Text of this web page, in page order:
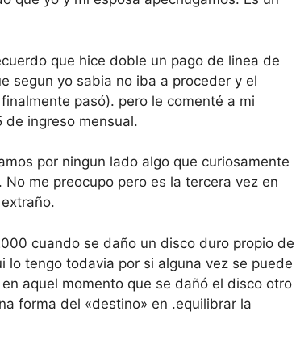
que hice doble un pago de linea de
segun yo sabia no iba a proceder y el
pasó). pero le comenté a mi
de ingreso mensual.
por ningun lado algo que curiosamente
me preocupo pero es la tercera vez en
cuando se daño un disco duro propio de
lo tengo todavia por si alguna vez se puede
aquel momento que se dañó el disco otro
forma del «destino» en .equilibrar la